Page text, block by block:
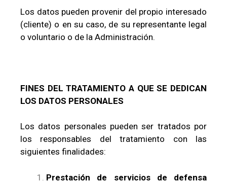
Los datos pueden provenir del propio interesado
(cliente) o en su caso, de su representante legal
o voluntario o de la Administración.
FINES DEL TRATAMIENTO A QUE SE DEDICAN
LOS DATOS PERSONALES
Los datos personales pueden ser tratados por
los responsables del tratamiento con las
siguientes finalidades:
Prestación de servicios de defensa